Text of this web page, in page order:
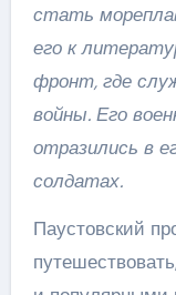
стать
его к
фронт, где
войны. Его
отразились в
солдатах.
Паустовский